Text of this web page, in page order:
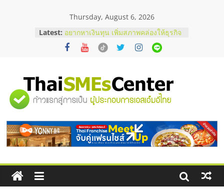
Thursday, August 6, 2026
Latest:
บริษัท Cybersecurity ในไทยที่ไหนดี?
วิธีเลือกผู้ให้บริการให้คุ้มค่าและตอบ
โจทย์ธุรกิจ
สัมมนาออนไลน์ โอกาสบริหารสถานี
บริการน้ำมัน Shell
สัมมนาลงทุน แฟรนไชส์ยอนนี่
ThaiFranchise Meet Up จับคู่แฟรน
ร้านเครื่องเสียงคุณภาพสูง พร้อม
โซลูชันระบบภาพและเสียง
"ศูนย์
รวม
ข้อมูล
ธุรกิจ